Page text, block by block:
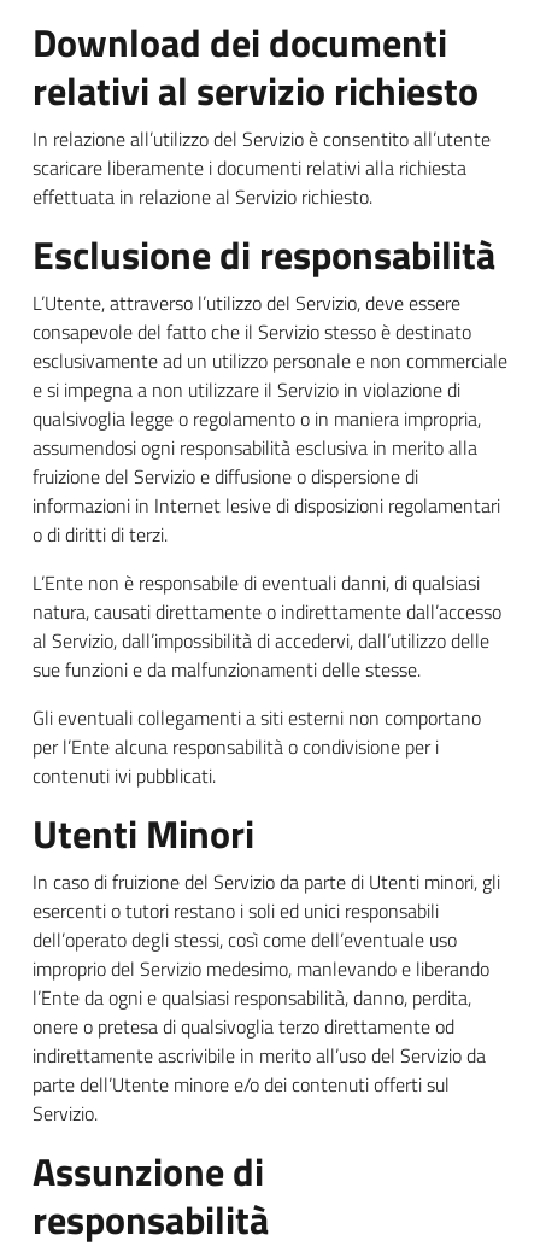
Download dei documenti
relativi al servizio richiesto
In relazione all’utilizzo del Servizio è consentito all’utente
scaricare liberamente i documenti relativi alla richiesta
effettuata in relazione al Servizio richiesto.
Esclusione di responsabilità
L’Utente, attraverso l’utilizzo del Servizio, deve essere
consapevole del fatto che il Servizio stesso è destinato
esclusivamente ad un utilizzo personale e non commerciale
e si impegna a non utilizzare il Servizio in violazione di
qualsivoglia legge o regolamento o in maniera impropria,
assumendosi ogni responsabilità esclusiva in merito alla
fruizione del Servizio e diffusione o dispersione di
informazioni in Internet lesive di disposizioni regolamentari
o di diritti di terzi.
L’Ente non è responsabile di eventuali danni, di qualsiasi
natura, causati direttamente o indirettamente dall’accesso
al Servizio, dall’impossibilità di accedervi, dall’utilizzo delle
sue funzioni e da malfunzionamenti delle stesse.
Gli eventuali collegamenti a siti esterni non comportano
per l’Ente alcuna responsabilità o condivisione per i
contenuti ivi pubblicati.
Utenti Minori
In caso di fruizione del Servizio da parte di Utenti minori, gli
esercenti o tutori restano i soli ed unici responsabili
dell’operato degli stessi, così come dell’eventuale uso
improprio del Servizio medesimo, manlevando e liberando
l’Ente da ogni e qualsiasi responsabilità, danno, perdita,
onere o pretesa di qualsivoglia terzo direttamente od
indirettamente ascrivibile in merito all’uso del Servizio da
parte dell’Utente minore e/o dei contenuti offerti sul
Servizio.
Assunzione di
responsabilità